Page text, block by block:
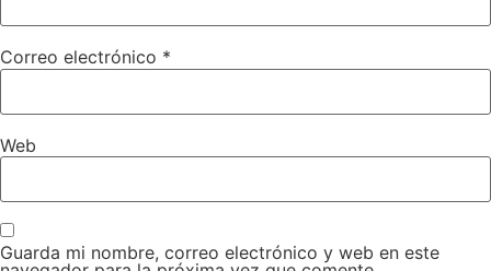
Correo electrónico *
Web
Guarda mi nombre, correo electrónico y web en este